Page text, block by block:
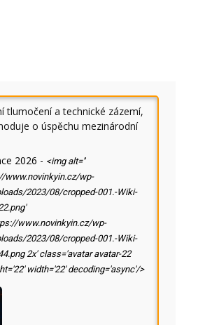
tlumočení a technické zázemí,
o úspěchu mezinárodní
2026 - <img alt=''
www.novinkyin.cz/wp-
2023/08/cropped-001.-Wiki-
www.novinkyin.cz/wp-
2023/08/cropped-001.-Wiki-
2x' class='avatar avatar-22
width='22' decoding='async'/>